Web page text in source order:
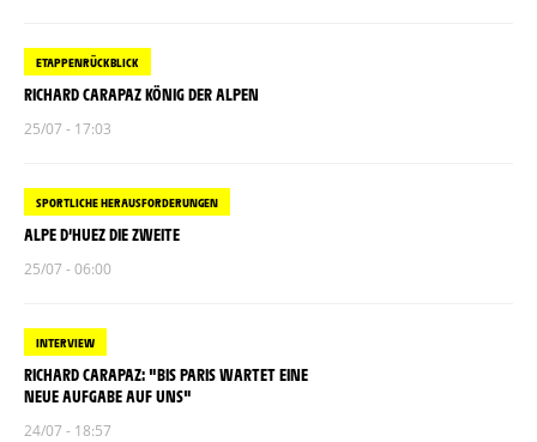
ETAPPENRÜCKBLICK
RICHARD CARAPAZ KÖNIG DER ALPEN
25/07 - 17:03
SPORTLICHE HERAUSFORDERUNGEN
ALPE D’HUEZ DIE ZWEITE
25/07 - 06:00
INTERVIEW
RICHARD CARAPAZ: "BIS PARIS WARTET EINE
NEUE AUFGABE AUF UNS"
24/07 - 18:57